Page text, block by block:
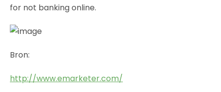
for not banking online.
Bron:
http://www.emarketer.com/